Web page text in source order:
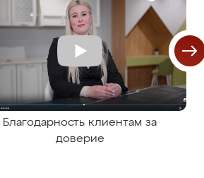
Благодарность клиентам за
доверие